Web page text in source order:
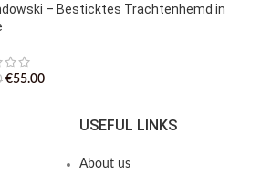
– Besticktes Trachtenhemd in
€55.00
USEFUL LINKS
About us